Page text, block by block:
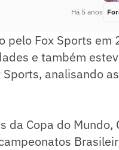
Há 5 anos
pelo Fox Sports em
e também
analisando
da Copa do Mundo,